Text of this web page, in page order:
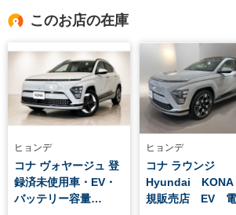
このお店の在庫
ヒョンデ
コナ ヴォヤージュ 登
録済未使用車・EV・
バッテリー容量
ヒョンデ
コナ ラウンジ
Hyundai
規販売店 EV